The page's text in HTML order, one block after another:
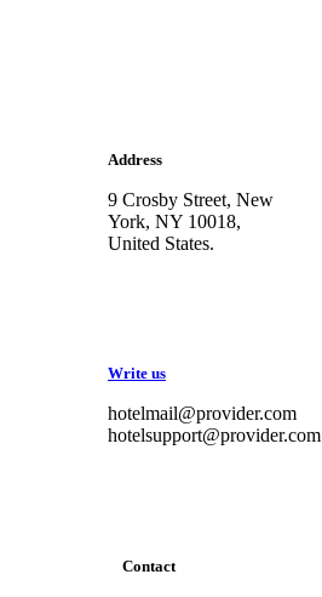
Address
9 Crosby Street, New
York, NY 10018,
United States.
Write us
hotelmail@provider.com
hotelsupport@provider.com
Contact